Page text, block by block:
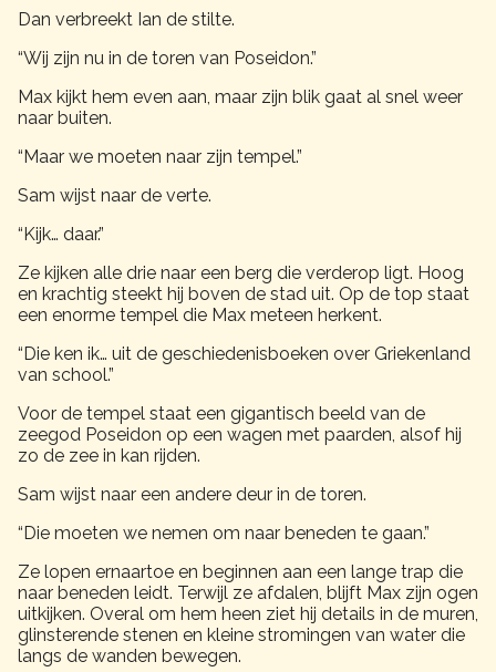
Dan verbreekt Ian de stilte.
“Wij zijn nu in de toren van Poseidon.”
Max kijkt hem even aan, maar zijn blik gaat al snel weer
naar buiten.
“Maar we moeten naar zijn tempel.”
Sam wijst naar de verte.
“Kijk… daar.”
Ze kijken alle drie naar een berg die verderop ligt. Hoog
en krachtig steekt hij boven de stad uit. Op de top staat
een enorme tempel die Max meteen herkent.
“Die ken ik… uit de geschiedenisboeken over Griekenland
van school.”
Voor de tempel staat een gigantisch beeld van de
zeegod Poseidon op een wagen met paarden, alsof hij
zo de zee in kan rijden.
Sam wijst naar een andere deur in de toren.
“Die moeten we nemen om naar beneden te gaan.”
Ze lopen ernaartoe en beginnen aan een lange trap die
naar beneden leidt. Terwijl ze afdalen, blijft Max zijn ogen
uitkijken. Overal om hem heen ziet hij details in de muren,
glinsterende stenen en kleine stromingen van water die
langs de wanden bewegen.